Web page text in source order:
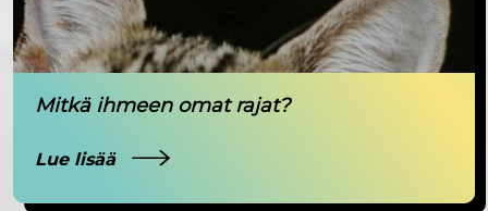
Mitkä ihmeen omat rajat?
Lue lisää